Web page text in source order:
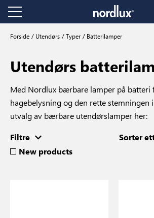
Forside Utendørs Typer Batterilamper
Utendørs
Med Nordlux bærbare lamper på batteri
hagebelysning og den rette stemningen
utvalg av bærbare utendørslamper her:
Sorter
Filtre
New products